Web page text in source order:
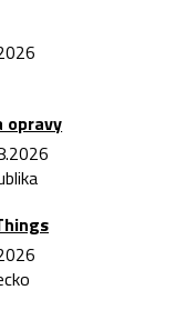
opravy